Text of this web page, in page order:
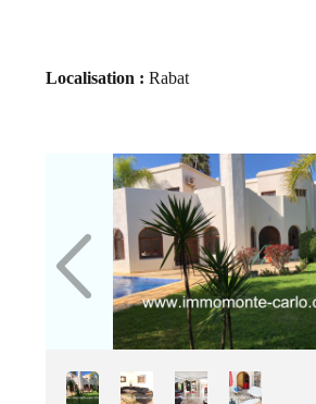
Localisation : Rabat